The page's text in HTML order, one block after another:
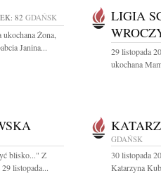
82 GDAŃSK
Żona,
Janina...
LIGIA
29 listopada
ukochana
blisko..." Z
29 listopada...
GDAŃSK
30 listopada
Katarzyna